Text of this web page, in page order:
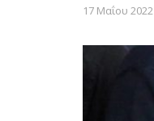
17 Μαΐου 2022